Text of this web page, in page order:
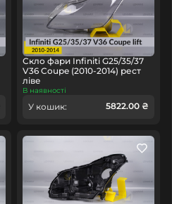
Скло фари Infiniti G25/35/37
V36 Coupe (2010-2014) рест
ліве
В наявності
У кошик: 5822.00 ₴